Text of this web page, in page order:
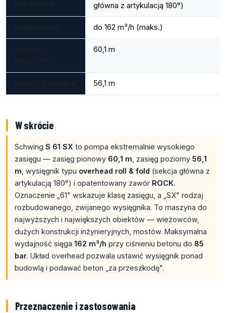
główna z artykulacją 180°)
do 162 m³/h (maks.)
60,1 m
56,1 m
W skrócie
Schwing S 61 SX to pompa ekstremalnie wysokiego
zasięgu — zasięg pionowy 60,1 m , zasięg poziomy 56,1
m , wysięgnik typu overhead roll & fold (sekcja główna z
artykulacją 180°) i opatentowany zawór ROCK.
Oznaczenie „61" wskazuje klasę zasięgu, a „SX" rodzaj
rozbudowanego, zwijanego wysięgnika. To maszyna do
najwyższych i największych obiektów — wieżowców,
dużych konstrukcji inżynieryjnych, mostów. Maksymalna
wydajność sięga 162 m³/h przy ciśnieniu betonu do 85
bar. Układ overhead pozwala ustawić wysięgnik ponad
budowlą i podawać beton „za przeszkodę".
Przeznaczenie i zastosowania